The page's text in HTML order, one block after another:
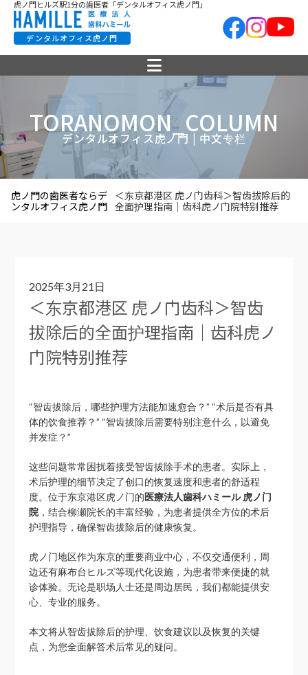
虎ノ門ヒルズ駅1分の歯医者「デンタルオフィス虎ノ門」
デンタルオフィス虎ノ門
TORANOMON_COLUMN
デンタルオフィス虎ノ門 | 中文专栏
虎ノ門の歯医者ならデ
ンタルオフィス虎ノ門
＜东京都港区 虎ノ门齿科＞智齿拔除后的
全面护理指南｜齿科虎ノ门院特别推荐
2025年3月21日
＜东京都港区 虎ノ门齿科＞智齿
拔除后的全面护理指南｜齿科虎ノ
门院特别推荐
“智齿拔除后，哪些护理方法能加速愈合？” “术后是否有具
体的饮食推荐？” “智齿拔除后需要特别注意什么，以避免
并发症？”
这些问题常常困扰着接受智齿拔除手术的患者。实际上，
术后护理的细节决定了创口的恢复速度和患者的舒适程
度。位于东京港区虎ノ门的医療法人歯科ハミール 虎ノ门
院 ，结合柳瀬院长的丰富经验，为患者提供全方位的术后
护理指导，确保智齿拔除后的健康恢复。
虎ノ门地区作为东京的重要商业中心，不仅交通便利，周
边还有麻布台ヒルズ等现代化设施，为患者带来便捷的就
诊体验。无论是职场人士还是周边居民，我们都能提供安
心、专业的服务。
本文将从智齿拔除后的护理、饮食建议以及恢复的关键
点，为您全面解答术后常见的疑问。